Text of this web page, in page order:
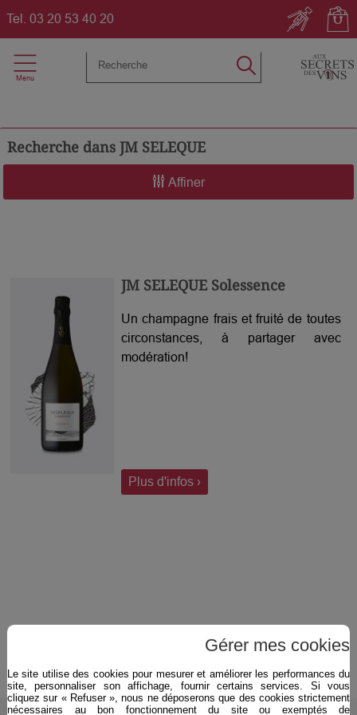
Tel. 03 20 53 40 20
Recherche dans JM SELEQUE
Affiner
JM SELEQUE Solessence
Un champagne frais et fruité de toutes
circonstances, à partager avec
modération!
Plus d'infos ›
Gérer mes cookies
Le site utilise des cookies pour mesurer et améliorer les performances du
site, personnaliser son affichage, fournir certains services. Si vous
cliquez sur « Refuser », nous ne déposerons que des cookies strictement
nécessaires au bon fonctionnement du site ou exemptés de